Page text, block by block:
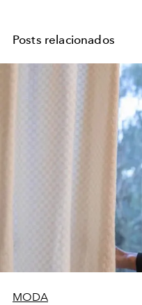
Posts relacionados
MODA